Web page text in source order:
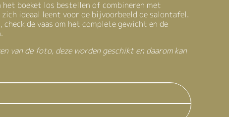
het boeket los bestellen of combineren met
ideaal leent voor de bijvoorbeeld de salontafel.
de vaas om het complete gewicht en de
van de foto, deze worden geschikt en daarom kan